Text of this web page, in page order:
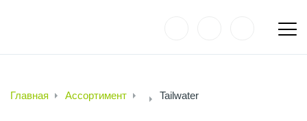
Главная Ассортимент Tailwater